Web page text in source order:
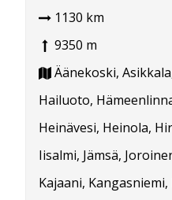
1130 km
9350 m
Äänekoski,
Hailuoto,
Heinävesi, Heinola,
Iisalmi, Jämsä,
Kajaani,